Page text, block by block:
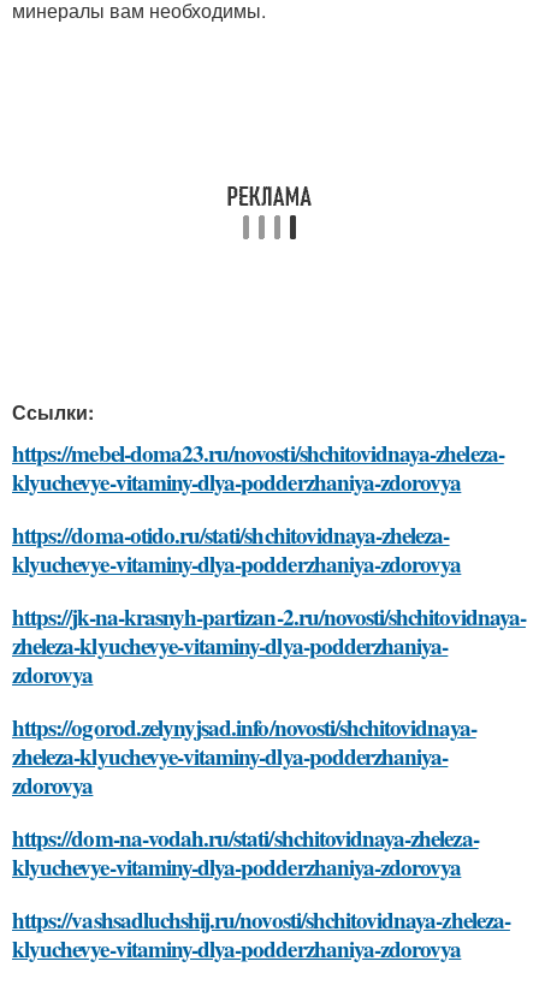
минералы вам необходимы.
Ссылки:
https://mebel-doma23.ru/novosti/shchitovidnaya-zheleza-
klyuchevye-vitaminy-dlya-podderzhaniya-zdorovya
https://doma-otido.ru/stati/shchitovidnaya-zheleza-
klyuchevye-vitaminy-dlya-podderzhaniya-zdorovya
https://jk-na-krasnyh-partizan-2.ru/novosti/shchitovidnaya-
zheleza-klyuchevye-vitaminy-dlya-podderzhaniya-
zdorovya
https://ogorod.zelynyjsad.info/novosti/shchitovidnaya-
zheleza-klyuchevye-vitaminy-dlya-podderzhaniya-
zdorovya
https://dom-na-vodah.ru/stati/shchitovidnaya-zheleza-
klyuchevye-vitaminy-dlya-podderzhaniya-zdorovya
https://vashsadluchshij.ru/novosti/shchitovidnaya-zheleza-
klyuchevye-vitaminy-dlya-podderzhaniya-zdorovya